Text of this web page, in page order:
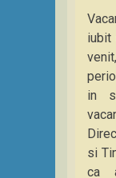
iubit
in
si
ca